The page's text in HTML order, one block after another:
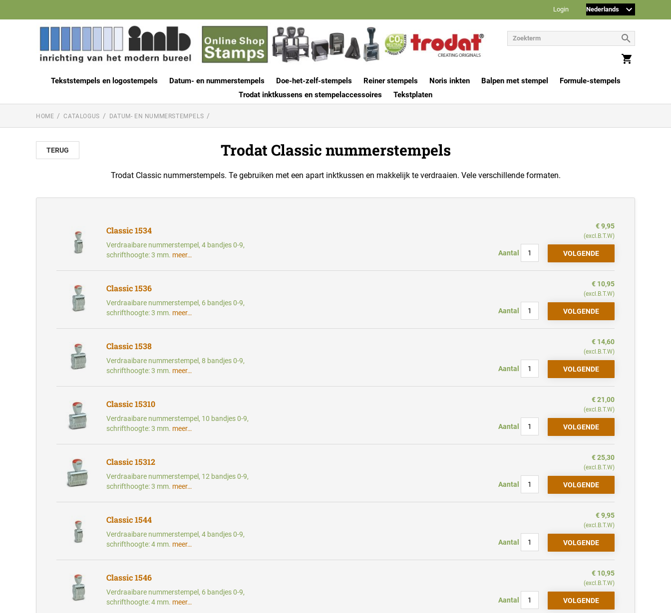
Login
Tekststempels en logostempels Datum- en nummerstempels Doe-het-zelf-stempels Reiner stempels Noris inkten Balpen met stempel
Formule-stempels
Trodat inktkussens en stempelaccessoires
Tekstplaten
HOME CATALOGUS DATUM- EN NUMMERSTEMPELS
TERUG Trodat Classic nummerstempels
Trodat Classic nummerstempels. Te gebruiken met een apart inktkussen en makkelijk te verdraaien. Vele verschillende formaten.
Classic 1534
Verdraaibare nummerstempel, 4 bandjes 0-9,
schrifthoogte: 3 mm. meer…
€ 9,95
(excl.B.T.W)
Aantal
Classic 1536
Verdraaibare nummerstempel, 6 bandjes 0-9,
schrifthoogte: 3 mm. meer…
€ 10,95
(excl.B.T.W)
Aantal
Classic 1538
Verdraaibare nummerstempel, 8 bandjes 0-9,
schrifthoogte: 3 mm. meer…
€ 14,60
(excl.B.T.W)
Aantal
Classic 15310
Verdraaibare nummerstempel, 10 bandjes 0-9,
schrifthoogte: 3 mm. meer…
€ 21,00
(excl.B.T.W)
Aantal
Classic 15312
Verdraaibare nummerstempel, 12 bandjes 0-9,
schrifthoogte: 3 mm. meer…
€ 25,30
(excl.B.T.W)
Aantal
Classic 1544
Verdraaibare nummerstempel, 4 bandjes 0-9,
schrifthoogte: 4 mm. meer…
€ 9,95
(excl.B.T.W)
Aantal
Classic 1546
Verdraaibare nummerstempel, 6 bandjes 0-9,
schrifthoogte: 4 mm. meer…
€ 10,95
(excl.B.T.W)
Aantal